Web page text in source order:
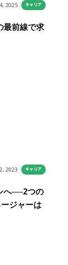
2025 キャリア
最前線で求
2023 キャリア
へ──2つの
ジャーは